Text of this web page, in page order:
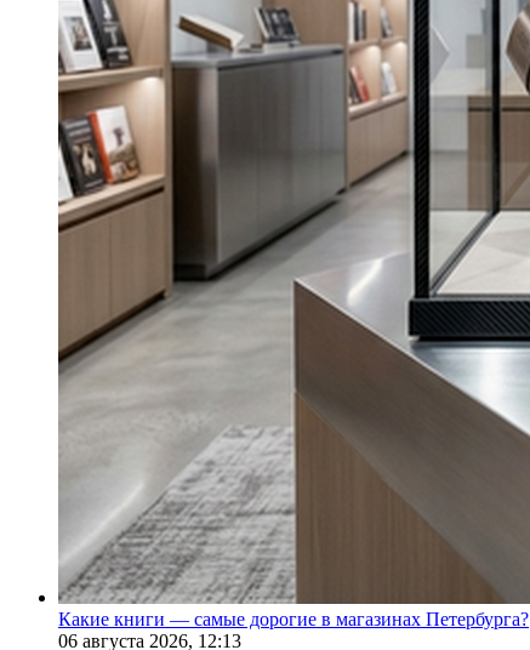
Какие книги — самые дорогие в магазинах Петербурга?
06 августа 2026, 12:13